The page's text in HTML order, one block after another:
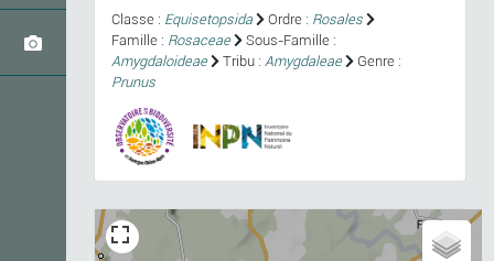
Classe : Equisetopsida Ordre : Rosales
Famille : Rosaceae
Sous-Famille :
Amygdaloideae
Tribu : Amygdaleae
Genre :
Prunus